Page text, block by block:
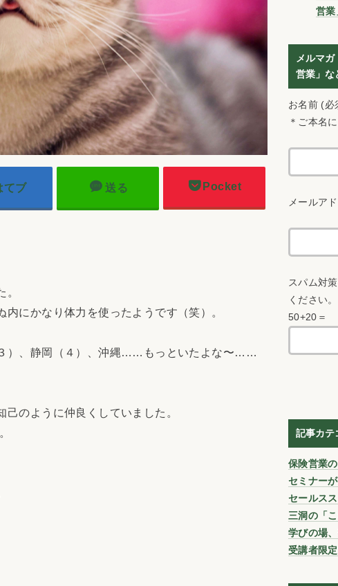
てブ 送る Pocket
にかなり体力を使ったようです（笑）。
）、静岡（４）、沖縄……もっといたよな〜……
のように仲良くしていました。
営業
メルマ
営業」な
お名前 (必
＊ご本名
メールア
スパム対
ください。
50+20＝
記事カテ
保険営業
セミナー
セールス
三洞の「
学びの場
受講者限